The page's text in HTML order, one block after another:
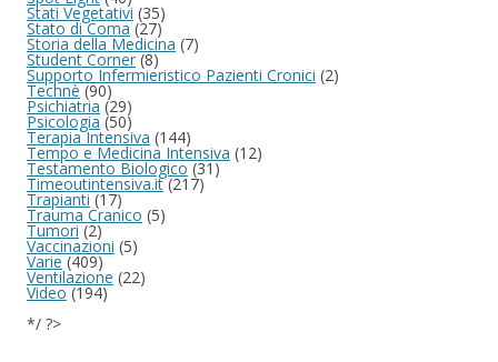
Stati Vegetativi (35)
Stato di Coma(27)
Storia della Medicina (7)
Student Corner(8)
Supporto Infermieristico Pazienti Cronici (2)
Technè(90)
Psichiatria (29)
Psicologia (50)
Terapia Intensiva (144)
Tempo e Medicina Intensiva (12)
Testamento Biologico(31)
Timeoutintensiva.it(217)
Trapianti(17)
Trauma Cranico (5)
Tumori(2)
Vaccinazioni (5)
Varie(409)
Ventilazione (22)
Video(194)
*/ ?>